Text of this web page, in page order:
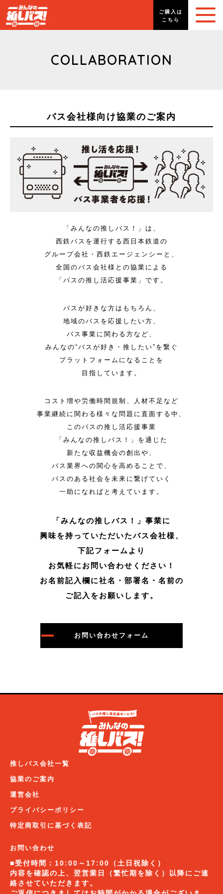
ご購入は
こちら
COLLABORATION
バス会社様向け協業のご案内
「みんなの推しバス！」は、
西鉄バスを運行する西日本鉄道の
グループ会社・西鉄エージェンシーと、
全国のバス会社様との協業による
「バスの推し活応援事業」です。
バスが好きな方はもちろん、
地域のバスを応援したい方、
バス事業に関わる方など、
みんなの“バスが好き・推したい”を繋ぐ
プラットフォームになることを
目指しています。
コスト増や労働時間規制、人材不足など
事業継続に関わる様々な問題に 直面する中、
このバスの推し活応援事業
「みんなの推しバス！」を通じた
新たな収益機会の創出や、
バス業界への関心を高めることで、
バスのある社会を未来に繋げていく
一助になればと考えています。
「みんなの推しバス！」事業に
興味を持っていただいたバス会社様、
下記フォームより
お気軽にお問い合わせください！
お名前記入欄に社名・部署名・名前の
ご記入をお願いします。
お問い合わせフォーム
推しバス会社一覧
協業のご案内
運営会社
プライバシーポリシー
特定商取引に基づく表記
お問い合わせ
■受付時間：10:00～17:00（土日祝除く）
内容を確認の上、翌営業日（繁忙期を除く）以降にご連
絡させていただきます。